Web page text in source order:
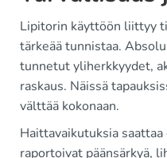
Lipitorin käyttöön liittyy
tärkeää tunnistaa.
tunnetut yliherkkyydet,
raskaus. Näissä
välttää kokonaan.
Haittavaikutuksia
raportoivat päänsärkyä,